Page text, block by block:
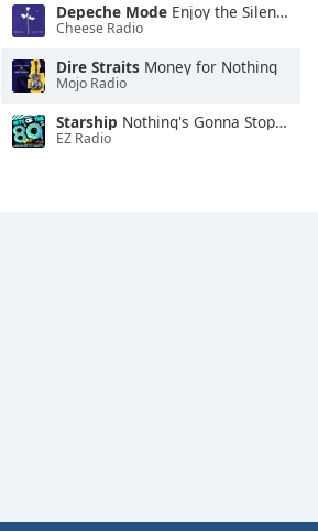
Depeche Mode Enjoy the Silence
Cheese Radio
Dire Straits Money for Nothing
Mojo Radio
Starship Nothing's Gonna Stop Us Now
EZ Radio